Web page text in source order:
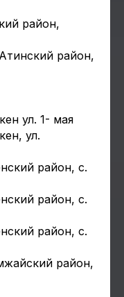
район,
район,
ул. 1- мая
ул.
район, с.
район, с.
район, с.
район,